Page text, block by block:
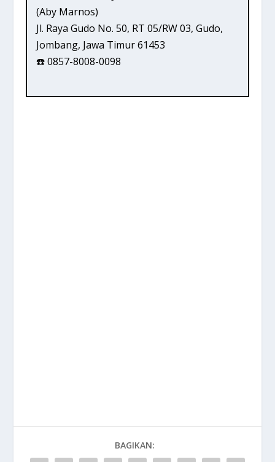
(Aby Marnos)
Jl. Raya Gudo No. 50, RT 05/RW 03, Gudo,
Jombang, Jawa Timur 61453
☎️ 0857-8008-0098
BAGIKAN: